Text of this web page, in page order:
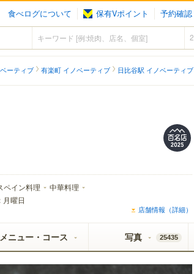
食べログについて 保有Vポイント 予約確認
ーティブ 有楽町 イノベーティブ 日比谷駅 イノベーティブ
ペイン料理 中華料理
月曜日
店舗情報（詳細）
メニュー・コース 写真 25435